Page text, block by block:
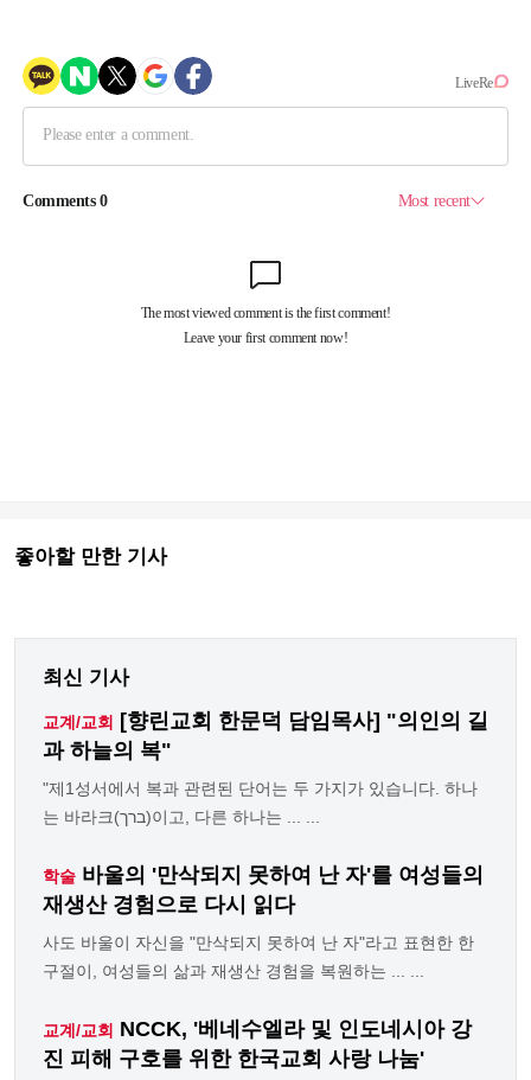
좋아할 만한 기사
최신 기사
교계/교회 [향린교회 한문덕 담임목사] "의인의 길
과 하늘의 복"
"제1성서에서 복과 관련된 단어는 두 가지가 있습니다. 하나
는 바라크(ברך)이고, 다른 하나는 ... ...
학술 바울의 '만삭되지 못하여 난 자'를 여성들의
재생산 경험으로 다시 읽다
사도 바울이 자신을 "만삭되지 못하여 난 자"라고 표현한 한
구절이, 여성들의 삶과 재생산 경험을 복원하는 ... ...
교계/교회 NCCK, '베네수엘라 및 인도네시아 강
진 피해 구호를 위한 한국교회 사랑 나눔'